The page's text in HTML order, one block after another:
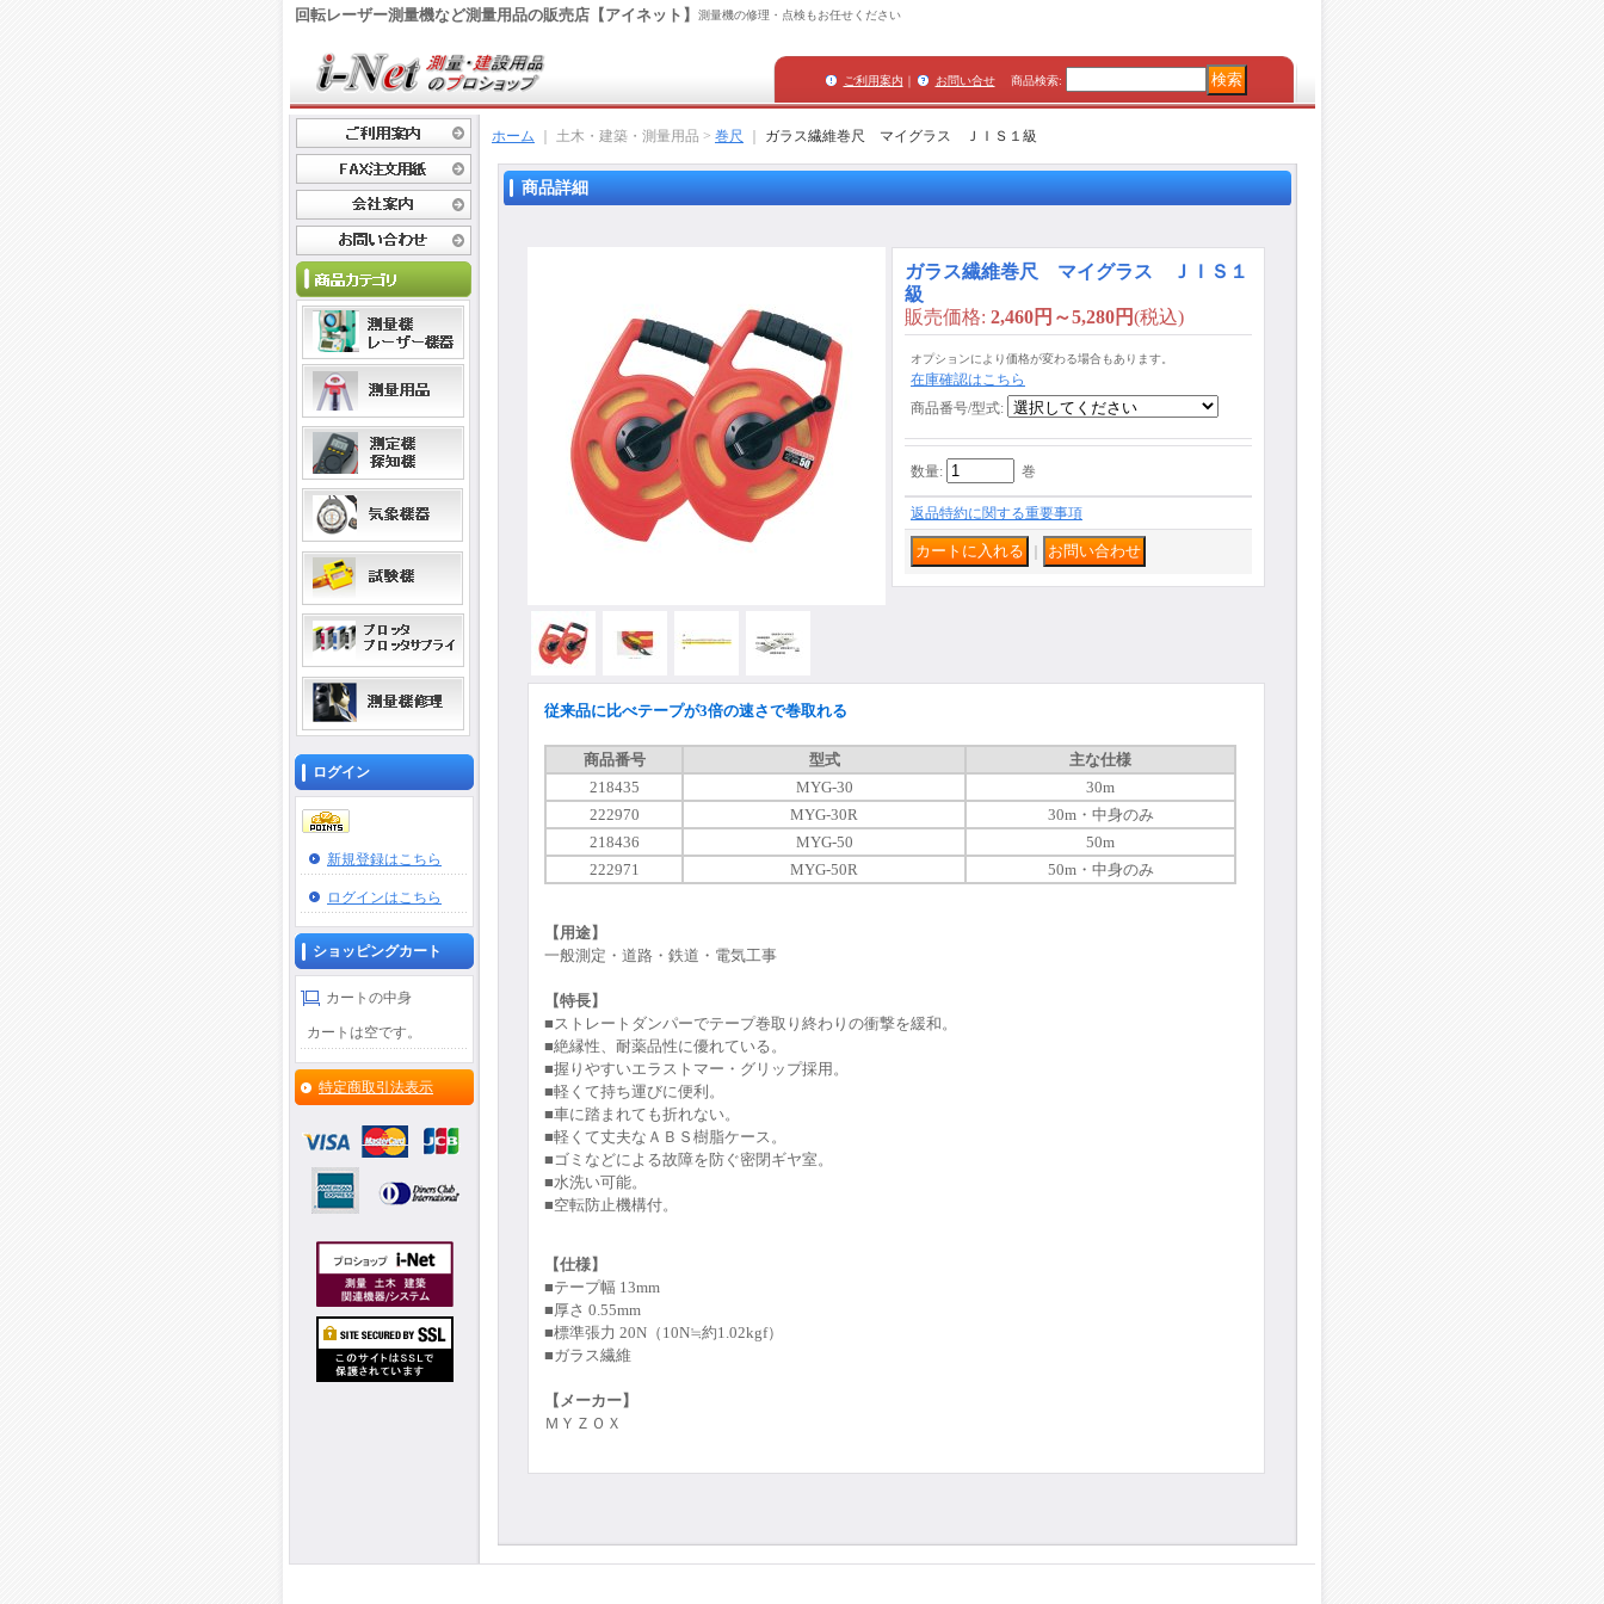
回転レーザー測量機など測量用品の販売店【アイネット】 測量機の修理・点検もお任せください
ご利用案内 ｜ お問い合せ 商品検索:
ログイン
新規登録はこちら
ログインはこちら
ショッピングカート
カートの中身
カートは空です。
特定商取引法表示
ホーム ｜ 土木・建築・測量用品 > 巻尺 ガラス繊維巻尺 マイグラス ＪＩＳ１級
商品詳細
ガラス繊維巻尺 マイグラス ＪＩＳ１
級
販売価格: 2,460円～5,280円(税込)
オプションにより価格が変わる場合もあります。
在庫確認はこちら
商品番号/型式:
数量: 巻
返品特約に関する重要事項
従来品に比べテープが3倍の速さで巻取れる
商品番号 型式
主な仕様
218435
MYG-30
30m
222970
MYG-30R
30m・中身のみ
218436
MYG-50
50m
222971
MYG-50R 50m・中身のみ
【用途】
一般測定・道路・鉄道・電気工事
【特長】
■ストレートダンパーでテープ巻取り終わりの衝撃を緩和。
■絶縁性、耐薬品性に優れている。
■握りやすいエラストマー・グリップ採用。
■軽くて持ち運びに便利。
■車に踏まれても折れない。
■軽くて丈夫なＡＢＳ樹脂ケース。
■ゴミなどによる故障を防ぐ密閉ギヤ室。
■水洗い可能。
■空転防止機構付。
【仕様】
■テープ幅 13mm
■厚さ 0.55mm
■標準張力 20N（10N≒約1.02kgf）
■ガラス繊維
【メーカー】
ＭＹＺＯＸ